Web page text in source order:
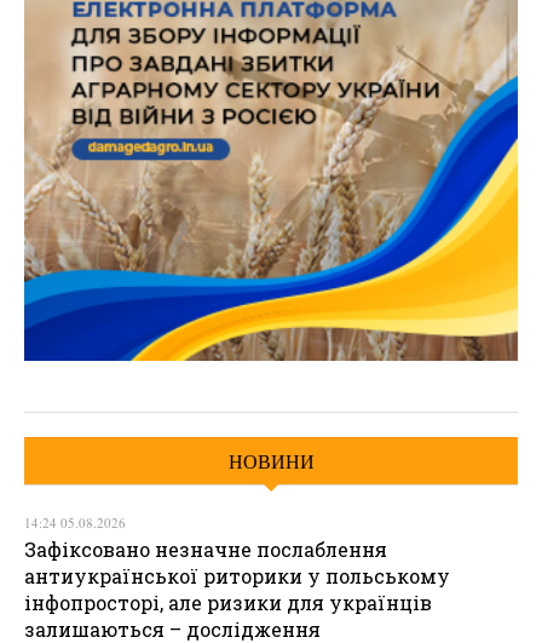
НОВИНИ
14:24 05.08.2026
Зафіксовано незначне послаблення
антиукраїнської риторики у польському
інфопросторі, але ризики для українців
залишаються – дослідження